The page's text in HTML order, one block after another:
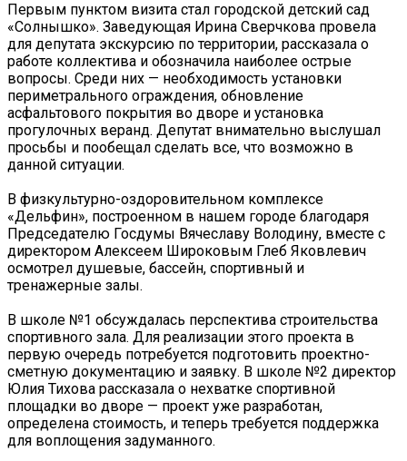
Первым пунктом визита стал городской детский сад
«Солнышко». Заведующая Ирина Сверчкова провела
для депутата экскурсию по территории, рассказала о
работе коллектива и обозначила наиболее острые
вопросы. Среди них — необходимость установки
периметрального ограждения, обновление
асфальтового покрытия во дворе и установка
прогулочных веранд. Депутат внимательно выслушал
просьбы и пообещал сделать все, что возможно в
данной ситуации.
В физкультурно-оздоровительном комплексе
«Дельфин», построенном в нашем городе благодаря
Председателю Госдумы Вячеславу Володину, вместе с
директором Алексеем Широковым Глеб Яковлевич
осмотрел душевые, бассейн, спортивный и
тренажерные залы.
В школе №1 обсуждалась перспектива строительства
спортивного зала. Для реализации этого проекта в
первую очередь потребуется подготовить проектно-
сметную документацию и заявку. В школе №2 директор
Юлия Тихова рассказала о нехватке спортивной
площадки во дворе — проект уже разработан,
определена стоимость, и теперь требуется поддержка
для воплощения задуманного.